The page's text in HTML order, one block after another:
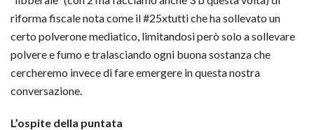
riforma fiscale nota come il #25xtutti che ha sollevato un
certo polverone mediatico, limitandosi però solo a sollevare
polvere e fumo e tralasciando ogni buona sostanza che
cercheremo invece di fare emergere in questa nostra
conversazione.
L’ospite della puntata